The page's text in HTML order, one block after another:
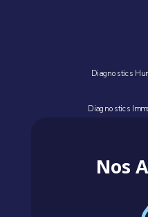
Diagnostics
Diagnostics
Nos